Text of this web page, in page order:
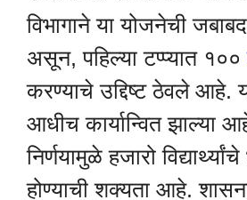
विभागाने या योजनेची
असून, पहिल्या टप्प्यात १००
करण्याचे उद्दिष्ट ठेवले आहे.
आधीच कार्यान्वित झाल्या
निर्णयामुळे हजारो
होण्याची शक्यता आहे.